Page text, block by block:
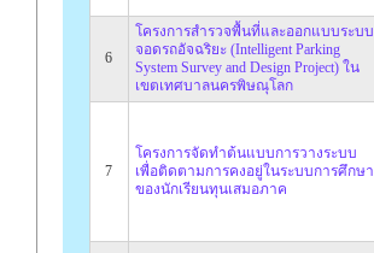
6
โครงการสำรวจพื้นที่และออกแบบระบบ
จอดรถอัจฉริยะ (Intelligent Parking
System Survey and Design Project) ใน
เขตเทศบาลนครพิษณุโลก
7
โครงการจัดทำต้นแบบการวางระบบ
เพื่อติดตามการคงอยู่ในระบบการศึกษา
ของนักเรียนทุนเสมอภาค